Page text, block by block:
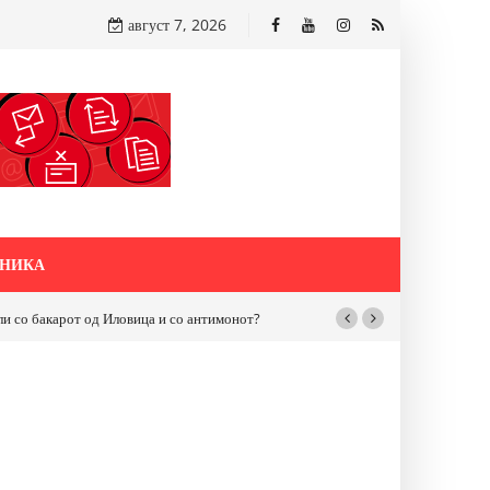
август 7, 2026
од Иловица и со антимонот?